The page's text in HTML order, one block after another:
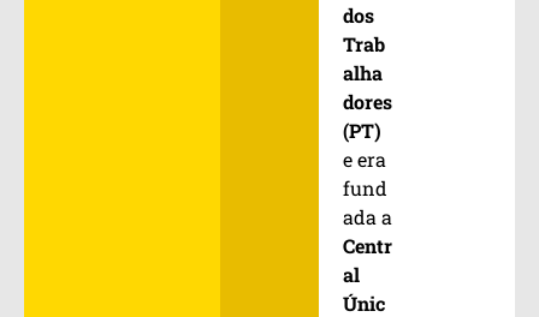
dos
Trab
alha
dores
(PT)
e era
fund
ada a
Centr
al
Únic